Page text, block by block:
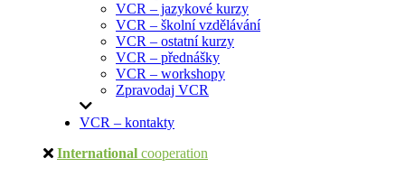
VCR – jazykové kurzy
VCR – školní vzdělávání
VCR – ostatní kurzy
VCR – přednášky
VCR – workshopy
Zpravodaj VCR
VCR – kontakty
International cooperation